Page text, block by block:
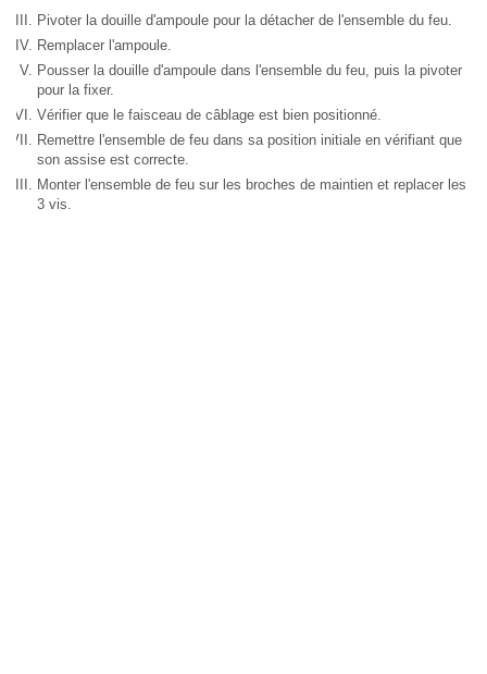
Pivoter la douille d'ampoule pour la détacher de l'ensemble du feu.
Remplacer l'ampoule.
Pousser la douille d'ampoule dans l'ensemble du feu, puis la pivoter
pour la fixer.
Vérifier que le faisceau de câblage est bien positionné.
Remettre l'ensemble de feu dans sa position initiale en vérifiant que
son assise est correcte.
Monter l'ensemble de feu sur les broches de maintien et replacer les
3 vis.